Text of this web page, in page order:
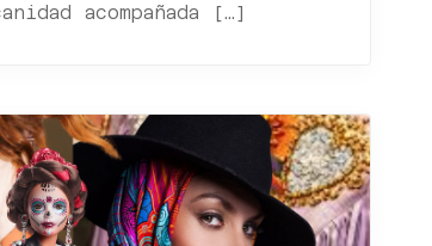
acompañada […]